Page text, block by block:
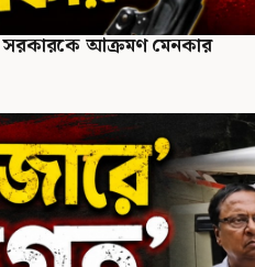
সরকারকে আক্রমণ মেনকার